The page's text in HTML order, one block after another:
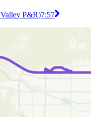
P&R)7:57